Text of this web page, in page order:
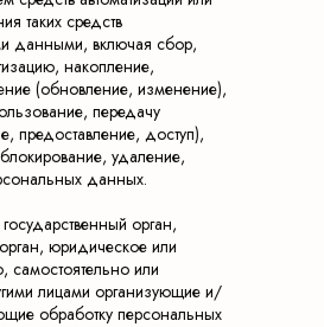
таких средств
данными, включая сбор,
накопление,
(обновление, изменение),
передачу
предоставление, доступ),
удаление,
данных.
орган,
юридическое или
самостоятельно или
лицами организующие и/
обработку персональных